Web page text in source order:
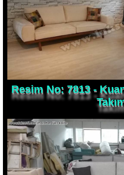
Resim No: 7813 -